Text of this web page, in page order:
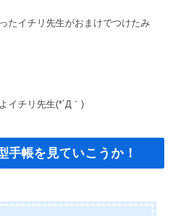
たイチリ先生がおまけでつけたみ
イチリ先生(*´Д｀)
手帳を見ていこうか！